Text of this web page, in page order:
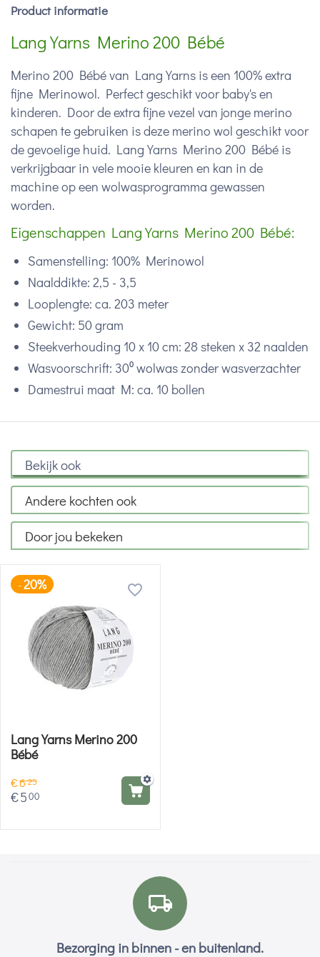
Product informatie
Lang Yarns Merino 200 Bébé
Merino 200 Bébé van Lang Yarns is een 100% extra
fijne Merinowol. Perfect geschikt voor baby's en
kinderen. Door de extra fijne vezel van jonge merino
schapen te gebruiken is deze merino wol geschikt voor
de gevoelige huid. Lang Yarns Merino 200 Bébé is
verkrijgbaar in vele mooie kleuren en kan in de
machine op een wolwasprogramma gewassen
worden.
Eigenschappen Lang Yarns Merino 200 Bébé:
Samenstelling: 100% Merinowol
Naalddikte: 2,5 - 3,5
Looplengte: ca. 203 meter
Gewicht: 50 gram
Steekverhouding 10 x 10 cm: 28 steken x 32 naalden
Wasvoorschrift: 30⁰ wolwas zonder wasverzachter
Damestrui maat M: ca. 10 bollen
Bekijk ook
Andere kochten ook
Door jou bekeken
-20%
Lang Yarns Merino 200
Bébé
€625
€500
Bezorging in binnen - en buitenland.